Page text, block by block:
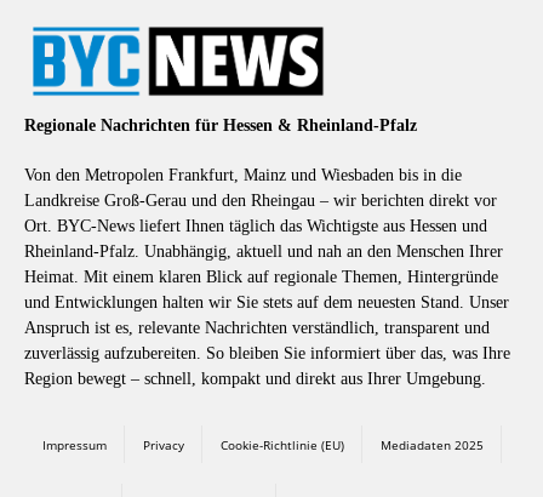
Regionale Nachrichten für Hessen & Rheinland-Pfalz
Von den Metropolen Frankfurt, Mainz und Wiesbaden bis in die
Landkreise Groß-Gerau und den Rheingau – wir berichten direkt vor
Ort. BYC-News liefert Ihnen täglich das Wichtigste aus Hessen und
Rheinland-Pfalz. Unabhängig, aktuell und nah an den Menschen Ihrer
Heimat. Mit einem klaren Blick auf regionale Themen, Hintergründe
und Entwicklungen halten wir Sie stets auf dem neuesten Stand. Unser
Anspruch ist es, relevante Nachrichten verständlich, transparent und
zuverlässig aufzubereiten. So bleiben Sie informiert über das, was Ihre
Region bewegt – schnell, kompakt und direkt aus Ihrer Umgebung.
Impressum Privacy Cookie-Richtlinie (EU) Mediadaten 2025